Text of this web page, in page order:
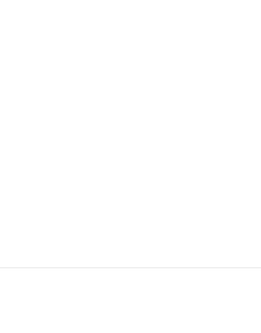
calitate, potrivit pentru orice ocazie.